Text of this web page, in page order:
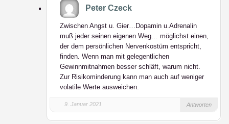
Peter Czeck
Zwischen Angst u. Gier…Dopamin u.Adrenalin
muß jeder seinen eigenen Weg… möglichst einen,
der dem persönlichen Nervenkostüm entspricht,
finden. Wenn man mit gelegentlichen
Gewinnmitnahmen besser schläft, warum nicht.
Zur Risikominderung kann man auch auf weniger
volatile Werte ausweichen.
9. Januar 2021 Antworten